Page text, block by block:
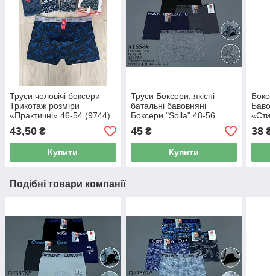
Труси чоловічі боксери
Трикотаж розміри
«Практичні» 46-54 (9744)
43,50 ₴
Купити
Труси Боксери, якісні
батальні бавовняні
Боксери "Solla" 48-56
(1656)
45₴
Купити
38
Подібні товари компанії